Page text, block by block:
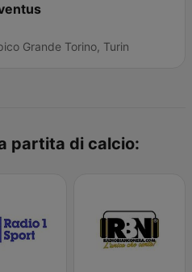
Grande Torino, Turin
partita di calcio: